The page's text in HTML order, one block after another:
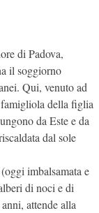
di Padova,
il soggiorno
Qui, venuto ad
della figlia
da Este e da
dal sole
imbalsamata e
di noci e di
attende alla